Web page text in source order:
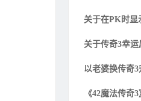
关于在PK时显
关于传奇3幸
以老婆换传奇
《42魔法传奇